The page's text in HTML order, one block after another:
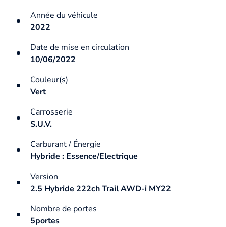
Année du véhicule
2022
Date de mise en circulation
10/06/2022
Couleur(s)
Vert
Carrosserie
S.U.V.
Carburant / Énergie
Hybride : Essence/Electrique
Version
2.5 Hybride 222ch Trail AWD-i MY22
Nombre de portes
5portes